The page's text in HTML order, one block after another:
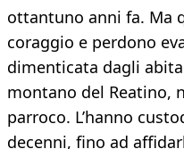
ottantuno anni fa. Ma
coraggio e perdono
dimenticata dagli
montano del Reatino,
parroco. L’hanno
decenni, fino ad